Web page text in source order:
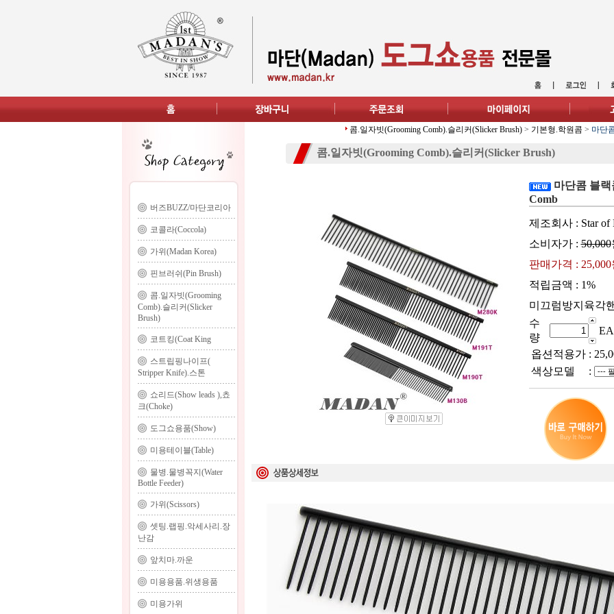
버즈BUZZ/마단코리아
코콜라(Coccola)
가위(Madan Korea)
핀브러쉬(Pin Brush)
콤.일자빗(Grooming
Comb).슬리커(Slicker
Brush)
코트킹(Coat King
스트립핑나이프(
Stripper Knife).스톤
쇼리드(Show leads ),쵸
크(Choke)
도그쇼용품(Show)
미용테이블(Table)
물병.물병꼭지(Water
Bottle Feeder)
가위(Scissors)
셋팅.랩핑.악세사리.장
난감
앞치마.까운
미용용품.위생용품
미용가위
콤.일자빗(Grooming Comb).슬리커(Slicker Brush) > 기본형.학원콤 > 마단
콤.일자빗(Grooming Comb).슬리커(Slicker Brush)
마단콤 블랙
Comb
제조회사 : Star of
소비자가 :50,000
판매가격 : 25,000
적립금액 : 1%
미끄럼방지육각
수
량
EA
옵션적용가 :
색상모델
: